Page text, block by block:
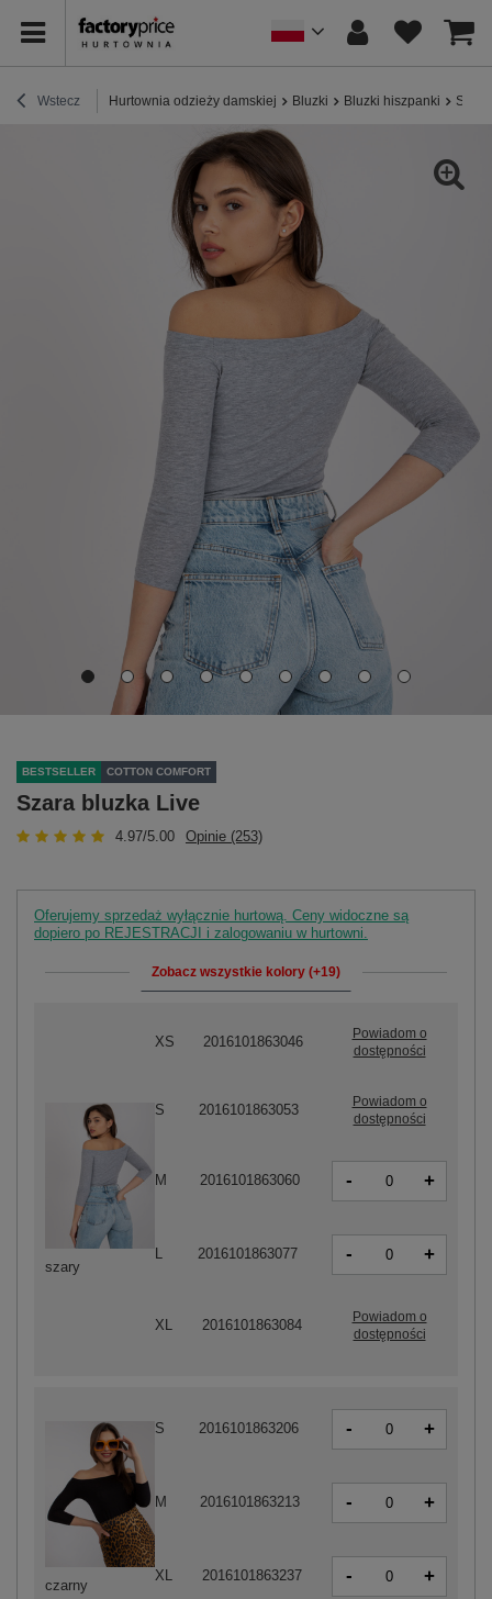
Wstecz Hurtownia odzieży damskiej Bluzki Bluzki hiszpanki
BESTSELLER COTTON COMFORT
Szara bluzka Live
4.97/5.00 Opinie (253)
Oferujemy sprzedaż wyłącznie hurtową. Ceny widoczne są
dopiero po REJESTRACJI i zalogowaniu w hurtowni.
Zobacz wszystkie kolory (+19)
czarny
S 2016101863206 - +
M 2016101863213 - +
XL 2016101863237 - +
szary
XS 2016101863046
Powiadom o
dostępności
S 2016101863053
Powiadom o
dostępności
M 2016101863060 - +
L 2016101863077 - +
XL 2016101863084
Powiadom o
dostępności